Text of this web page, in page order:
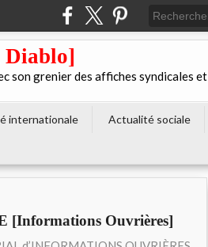
Diablo]
son grenier des affiches syndicales et
internationale Actualité sociale
[Informations Ouvrières]